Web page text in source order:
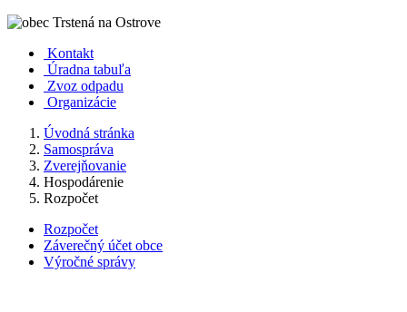
Kontakt
Úradna tabuľa
Zvoz odpadu
Organizácie
Úvodná stránka
Samospráva
Zverejňovanie
Hospodárenie
Rozpočet
Rozpočet
Záverečný účet obce
Výročné správy